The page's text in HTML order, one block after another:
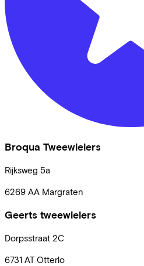
Broqua Tweewielers
Rijksweg 5a
6269 AA Margraten
Geerts tweewielers
Dorpsstraat 2C
6731 AT Otterlo